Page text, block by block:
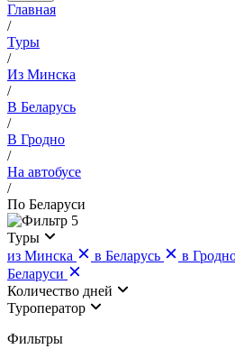
Главная
/
Туры
/
Из Минска
/
В Беларусь
/
В Гродно
/
На автобусе
/
По Беларуси
5
Туры
из Минска
в Беларусь в
Беларуси
Количество дней
Туроператор
Фильтры